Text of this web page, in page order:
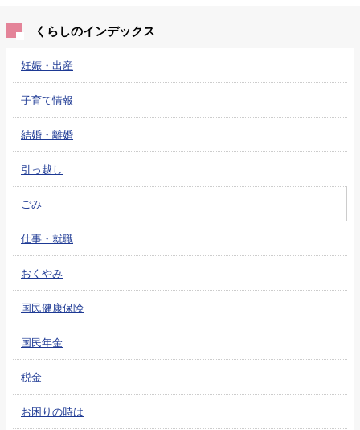
くらしのインデックス
妊娠・出産
子育て情報
結婚・離婚
引っ越し
ごみ
仕事・就職
おくやみ
国民健康保険
国民年金
税金
お困りの時は